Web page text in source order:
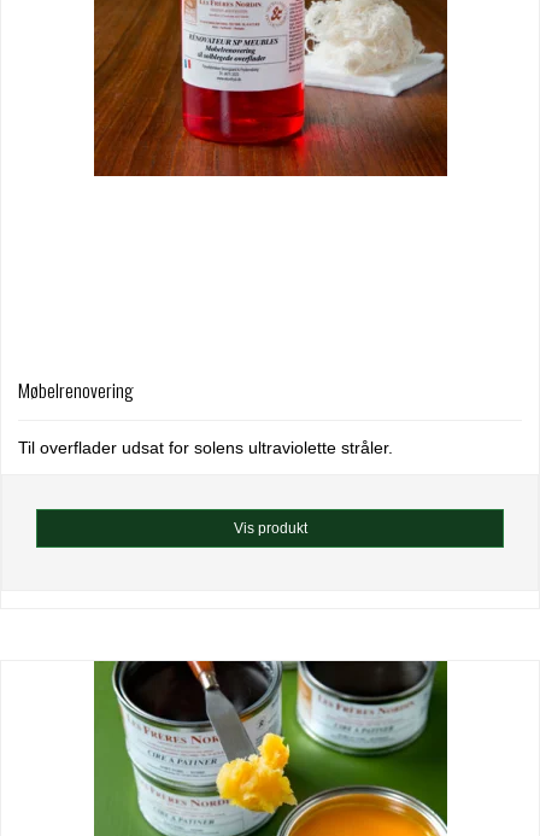
Møbelrenovering
Til overflader udsat for solens ultraviolette stråler.
Vis produkt